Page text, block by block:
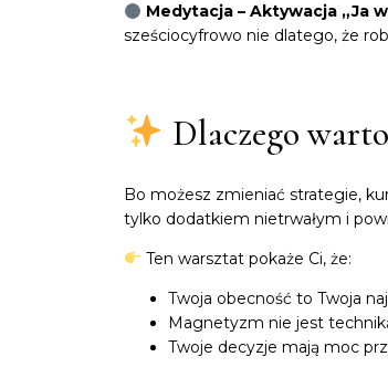
Medytacja – Aktywacja „Ja
sześciocyfrowo nie dlatego, że
Dlaczego
Bo możesz zmieniać strategie,
tylko dodatkiem nietrwałym i
Ten warsztat pokaże Ci, że:
Twoja obecność to Twoja
Magnetyzm nie jest
Twoje decyzje mają moc